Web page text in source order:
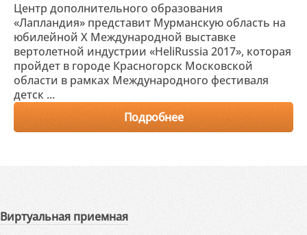
Центр дополнительного образования
«Лапландия» представит Мурманскую область на
юбилейной X Международной выставке
вертолетной индустрии «HeliRussia 2017», которая
пройдет в городе Красногорск Московской
области в рамках Международного фестиваля
детск ...
Подробнее
Виртуальная приемная